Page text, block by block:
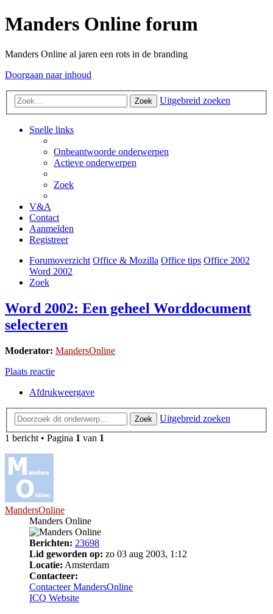
Manders Online forum
Manders Online al jaren een rots in de branding
Doorgaan naar inhoud
Zoek Uitgebreid zoeken
Snelle links
Onbeantwoorde onderwerpen
Actieve onderwerpen
Zoek
V&A
Contact
Aanmelden
Registreer
Forumoverzicht Office & Mozilla Office tips Office 2002
Word 2002
Zoek
Word 2002: Een geheel Worddocument
selecteren
Moderator: MandersOnline
Plaats reactie
Afdrukweergave
Zoek
Uitgebreid zoeken
1 bericht • Pagina 1 van 1
MandersOnline
Manders Online
Berichten: 23698
Lid geworden op: zo 03 aug 2003, 1:12
Locatie: Amsterdam
Contacteer:
Contacteer MandersOnline
ICQ Website